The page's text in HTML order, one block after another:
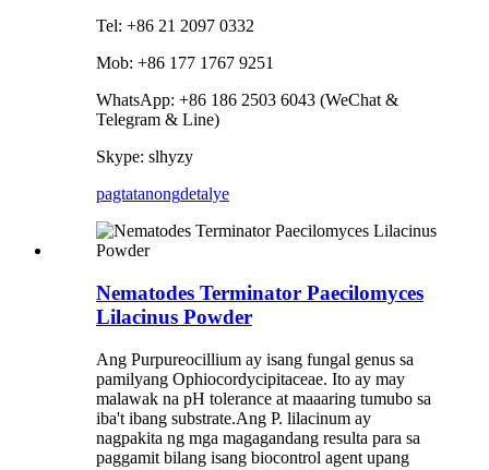
Tel: +86 21 2097 0332
Mob: +86 177 1767 9251
WhatsApp: +86 186 2503 6043 (WeChat &
Telegram & Line)
Skype: slhyzy
pagtatanongdetalye
Nematodes Terminator Paecilomyces
Lilacinus Powder
Ang Purpureocillium ay isang fungal genus sa
pamilyang Ophiocordycipitaceae. Ito ay may
malawak na pH tolerance at maaaring tumubo sa
iba't ibang substrate.Ang P. lilacinum ay
nagpakita ng mga magagandang resulta para sa
paggamit bilang isang biocontrol agent upang